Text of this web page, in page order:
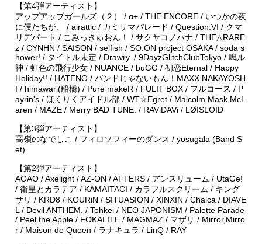
【第4弾アーティスト】
アップアップガールズ（２） / α+ / THE ENCORE / いつかの夜
に僕たちが、 / airattic / カミサマパレード / Question.VI / クマ
リデパート / こみっきゅおん！ / サクヤコノハナ / THE△RARE
z / CYNHN / SAISON / selfish / SO.ON project OSAKA / soda s
hower! / タイトル未定 / Drawry. / 9DayzGlitchClubTokyo / 鳴ル
神 / 虹色の飛行少女 / NUANCE / buGG / 初恋Eternal / Happy
Holiday!! / HATENO / バンドじゃないもん！MAXX NAKAYOSH
I / himawari(船橋) / Pure makeR / FULIT BOX / フルコース / P
ayrin's / ほくりくアイドル部 / WT☆Egret / Malcolm Mask McL
aren / MAZE / Merry BAD TUNE. / RAViDAVi / LØISLOID
【第3弾アーティスト】
高嶺のなでしこ / フィロソフィーのダンス / yosugala (Band S
et)
【第2弾アーティスト】
AOAO / Axelight / AZ-ON / AFTERS / アンスリューム / UtaGe!
/ 衛星とカラテア / KAMAITACI / カラフルスクリーム / キング
サリ / KRD8 / KOURiN / SITUASION / XINXIN / Chalca / DIAVE
L / Devil ANTHEM. / Tohkei / NEO JAPONISM / Palette Parade
/ Peel the Apple / FOKALITE / MAGMAZ / マザリ / Mirror,Mirro
r / Maison de Queen / ラナキュラ / LinQ / RAY